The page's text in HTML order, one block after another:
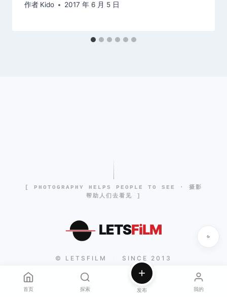
作者 Kido 2017 年 6 月 5 日
[ PHOTOGRAPHY HELPS PEOPLE TO SEE · 摄影
帮助人们去看见 ]
LETSFiLM
© LETSFILM SINCE 2013
首页 探索 发布 我的